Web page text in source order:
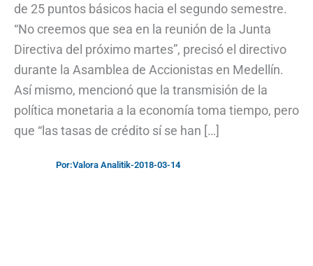
de 25 puntos básicos hacia el segundo semestre.
“No creemos que sea en la reunión de la Junta
Directiva del próximo martes”, precisó el directivo
durante la Asamblea de Accionistas en Medellín.
Así mismo, mencionó que la transmisión de la
política monetaria a la economía toma tiempo, pero
que “las tasas de crédito sí se han […]
Por:Valora Analitik-2018-03-14